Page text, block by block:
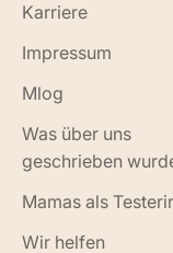
Karriere
Impressum
Mlog
Was über uns
geschrieben
Mamas als
Wir helfen